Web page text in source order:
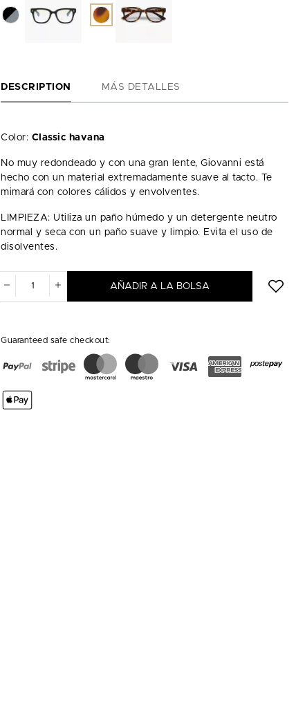
DESCRIPTION MÁS DETALLES
Color: Classic havana
No muy redondeado y con una gran lente, Giovanni está
hecho con un material extremadamente suave al tacto. Te
mimará con colores cálidos y envolventes.
LIMPIEZA: Utiliza un paño húmedo y un detergente neutro
normal y seca con un paño suave y limpio. Evita el uso de
disolventes.
AÑADIR A LA BOLSA
Guaranteed safe checkout: